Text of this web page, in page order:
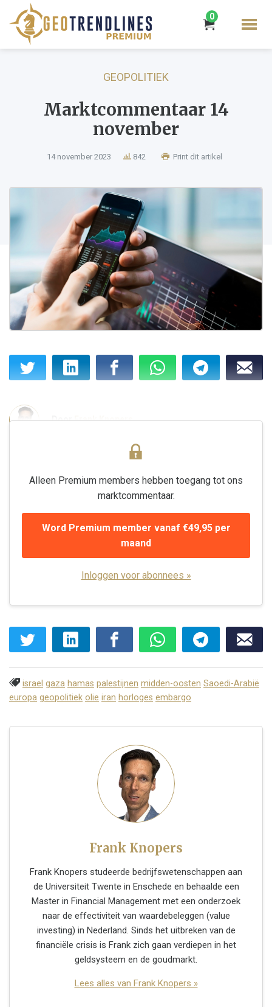
0
GEOPOLITIEK
Marktcommentaar 14
november
14 november 2023 842 Print dit artikel
DoorFrank Knopers
Alleen Premium members hebben toegang tot ons
marktcommentaar.
Word Premium member vanaf €49,95 per
maand
Inloggen voor abonnees »
israel gaza hamas palestijnen midden-oosten Saoedi-Arabië
europa geopolitiek olie iran horloges embargo
Frank Knopers
Frank Knopers studeerde bedrijfswetenschappen aan
de Universiteit Twente in Enschede en behaalde een
Master in Financial Management met een onderzoek
naar de effectiviteit van waardebeleggen (value
investing) in Nederland. Sinds het uitbreken van de
financiële crisis is Frank zich gaan verdiepen in het
geldsysteem en de goudmarkt.
Lees alles van Frank Knopers »